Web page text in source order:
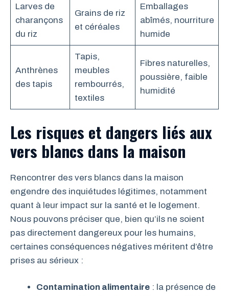
Larves de
charançons
du riz
Grains de riz
et céréales
Emballages
abîmés, nourriture
humide
Anthrènes
des tapis
Tapis,
meubles
rembourrés,
textiles
Fibres naturelles,
poussière, faible
humidité
Les risques et dangers liés aux
vers blancs dans la maison
Rencontrer des vers blancs dans la maison
engendre des inquiétudes légitimes, notamment
quant à leur impact sur la santé et le logement.
Nous pouvons préciser que, bien qu’ils ne soient
pas directement dangereux pour les humains,
certaines conséquences négatives méritent d’être
prises au sérieux :
Contamination alimentaire : la présence de